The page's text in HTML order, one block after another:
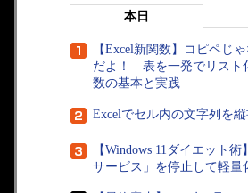
本日
【Excel新関数】コピペじ
だよ！ 表を一発でリスト
数の基本と実践
Excelでセル内の文字列を
【Windows 11ダイエット
サービス」を停止して軽量